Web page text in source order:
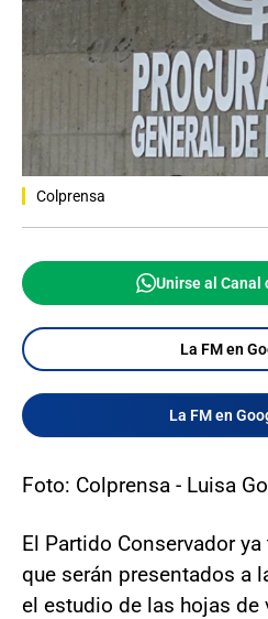
Colprensa
Unirse al Canal
La FM en
La FM en
Foto: Colprensa - Luisa
El Partido Conservador
que serán presentados a
el estudio de las hojas de